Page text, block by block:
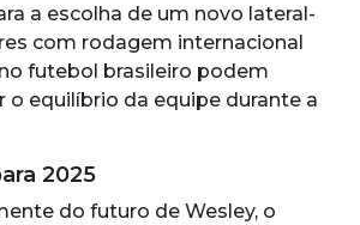
a escolha de um novo lateral-
com rodagem internacional
futebol brasileiro podem
o equilíbrio da equipe durante a
2025
do futuro de Wesley, o